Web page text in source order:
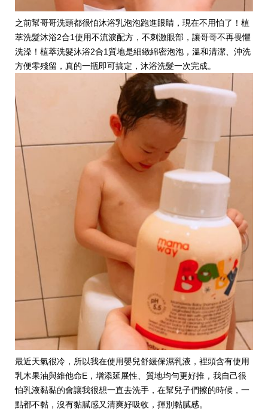
之前幫哥哥洗頭都很怕沐浴乳泡泡跑進眼睛，現在不用怕了！植
萃洗髮沐浴2合1使用不流淚配方，不刺激眼部，讓哥哥不再畏懼
洗澡！植萃洗髮沐浴2合1質地是細緻綿密泡泡，溫和清潔、沖洗
方便零殘留，真的一瓶即可搞定，沐浴洗髮一次完成。
最近天氣很冷，所以我在使用嬰兒舒緩保濕乳液，裡頭含有使用
乳木果油與維他命E，增添延展性、質地均勻更好推，我自己很
怕乳液黏黏的會讓我很想一直去洗手，在幫兒子們擦的時候，一
點都不黏，沒有黏膩感又清爽好吸收，揮別黏膩感。